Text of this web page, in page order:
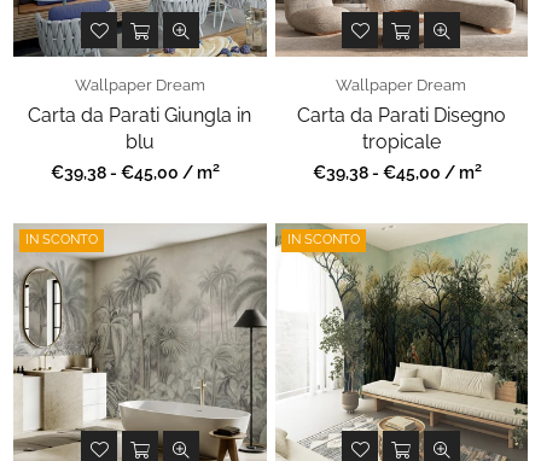
Wallpaper Dream
Carta da Parati Giungla in
blu
Prezzo
€39,38 - €45,00 / m2
Wallpaper Dream
Carta da Parati Disegno
tropicale
Prezzo
€39,38 - €45,00 / m2
IN SCONTO IN SCONTO